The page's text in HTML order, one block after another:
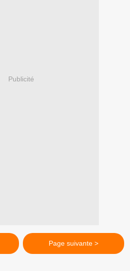
Publicité
Page suivante >